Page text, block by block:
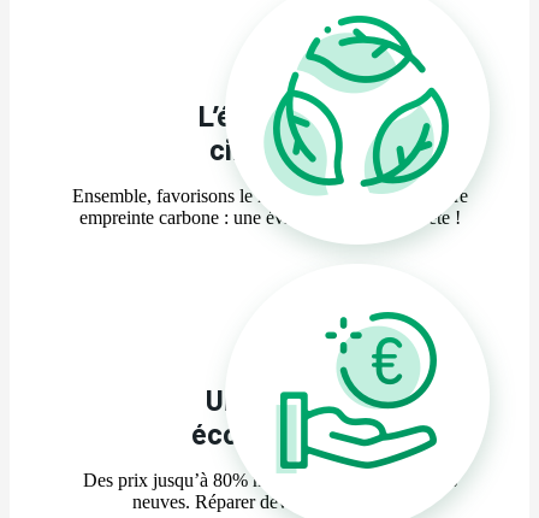
L’économie
circulaire
Ensemble, favorisons le recyclage et réduisons notre
empreinte carbone : une évidence pour la planète !
Un intérêt
économique
Des prix jusqu’à 80% moins chers que des pièces
neuves. Réparer devient accessible !